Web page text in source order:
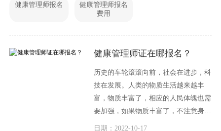
康管理师，因此在这篇文章中，我们将
健康管理师报名
健康管理师报名
费用
健康管理师证在哪报名？
历史的车轮滚滚向前，社会在进步，科
技在发展。人类的物质生活越来越丰
富，物质丰富了，相应的人民体魄也需
要加强，如果物质丰富了，不注意身体
健康，那么人的身体将出现重大问题，
日期：2022-10-17